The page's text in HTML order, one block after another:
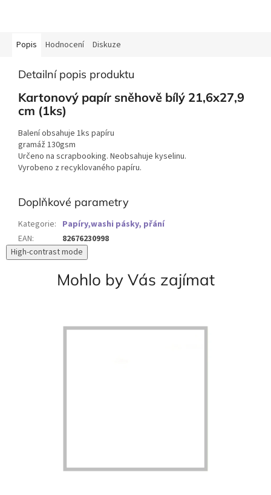
Popis Hodnocení Diskuze
Detailní popis produktu
Kartonový papír sněhově bílý 21,6x27,9
cm (1ks)
Balení obsahuje 1ks papíru
gramáž 130gsm
Určeno na scrapbooking. Neobsahuje kyselinu.
Vyrobeno z recyklovaného papíru.
Doplňkové parametry
Kategorie: Papíry,washi pásky, přání
EAN:
82676230998
High-contrast mode
Mohlo by Vás zajímat